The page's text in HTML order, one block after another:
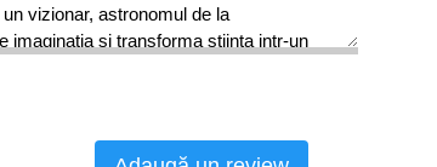
vizionar, astronomul de la
imaginatia si transforma stiinta intr-un
facandu-l accesibil pentru milioane de